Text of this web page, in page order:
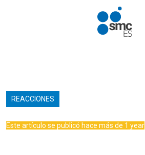
Pasar al contenido principal
REACCIONES
Este artículo se publicó hace más de 1 year